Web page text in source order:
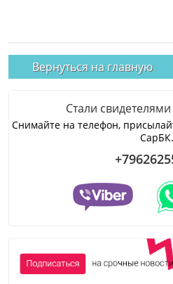
Вернуться на главную
Стали
Снимайте на телефон,
СарБК.